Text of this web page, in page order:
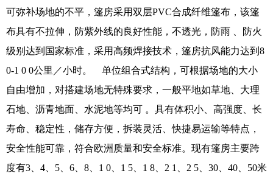
可弥补场地的不平，篷房采用双层PVC合成纤维篷布，该篷
布具有不拉伸，防紫外线的良好性能，不透光，防雨 、防火
级别达到国家标准，采用高频焊接技术，篷房抗风能力达到8
0-1 0 0公里／小时。 单位组合式结构，可根据场地的大小
自由增加，对搭建场地无特殊要求，一般平地如草地、大理
石地、沥青地面、水泥地等均可 。具有体积小、高强度、长
寿命、稳定性，储存方便，拆装灵活、快捷易运输等特点，
安全性能可靠，符合欧洲质量和安全标准。现有篷房主要跨
度有3、4、5、6、8、1 0、1 5、1 8、2 1、2 5、30、40、50米